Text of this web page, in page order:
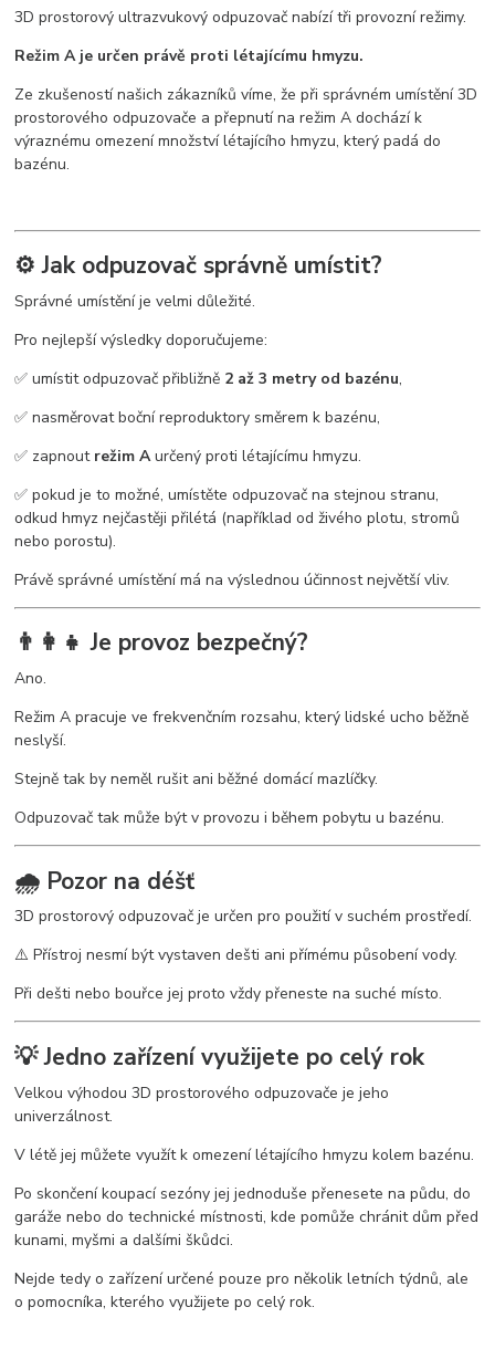
3D prostorový ultrazvukový odpuzovač nabízí tři provozní režimy.
Režim A je určen právě proti létajícímu hmyzu.
Ze zkušeností našich zákazníků víme, že při správném umístění 3D
prostorového odpuzovače a přepnutí na režim A dochází k
výraznému omezení množství létajícího hmyzu, který padá do
bazénu.
⚙️ Jak odpuzovač správně umístit?
Správné umístění je velmi důležité.
Pro nejlepší výsledky doporučujeme:
✅ umístit odpuzovač přibližně 2 až 3 metry od bazénu,
✅ nasměrovat boční reproduktory směrem k bazénu,
✅ zapnout režim Aurčený proti létajícímu hmyzu.
✅ pokud je to možné, umístěte odpuzovač na stejnou stranu,
odkud hmyz nejčastěji přilétá (například od živého plotu, stromů
nebo porostu).
Právě správné umístění má na výslednou účinnost největší vliv.
👨‍👩‍👧 Je provoz bezpečný?
Ano.
Režim A pracuje ve frekvenčním rozsahu, který lidské ucho běžně
neslyší.
Stejně tak by neměl rušit ani běžné domácí mazlíčky.
Odpuzovač tak může být v provozu i během pobytu u bazénu.
🌧️ Pozor na déšť
3D prostorový odpuzovač je určen pro použití v suchém prostředí.
⚠️ Přístroj nesmí být vystaven dešti ani přímému působení vody.
Při dešti nebo bouřce jej proto vždy přeneste na suché místo.
💡 Jedno zařízení využijete po celý rok
Velkou výhodou 3D prostorového odpuzovače je jeho
univerzálnost.
V létě jej můžete využít k omezení létajícího hmyzu kolem bazénu.
Po skončení koupací sezóny jej jednoduše přenesete na půdu, do
garáže nebo do technické místnosti, kde pomůže chránit dům před
kunami, myšmi a dalšími škůdci.
Nejde tedy o zařízení určené pouze pro několik letních týdnů, ale
o pomocníka, kterého využijete po celý rok.